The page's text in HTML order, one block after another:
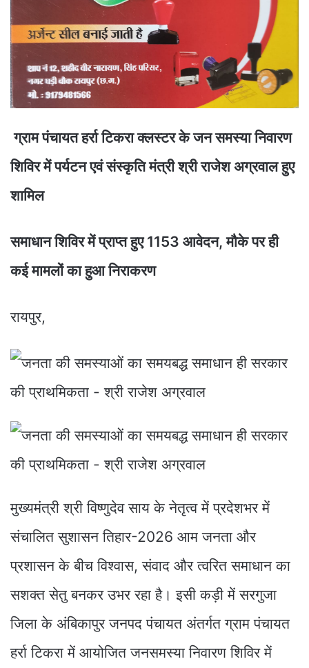
ग्राम पंचायत हर्रा टिकरा क्लस्टर के जन समस्या निवारण
शिविर में पर्यटन एवं संस्कृति मंत्री श्री राजेश अग्रवाल हुए
शामिल
समाधान शिविर में प्राप्त हुए 1153 आवेदन, मौके पर ही
कई मामलों का हुआ निराकरण
रायपुर,
मुख्यमंत्री श्री विष्णुदेव साय के नेतृत्व में प्रदेशभर में
संचालित सुशासन तिहार-2026 आम जनता और
प्रशासन के बीच विश्वास, संवाद और त्वरित समाधान का
सशक्त सेतु बनकर उभर रहा है। इसी कड़ी में सरगुजा
जिला के अंबिकापुर जनपद पंचायत अंतर्गत ग्राम पंचायत
हर्रा टिकरा में आयोजित जनसमस्या निवारण शिविर में